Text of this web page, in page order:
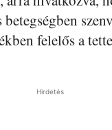
felelős a
Hirdetés